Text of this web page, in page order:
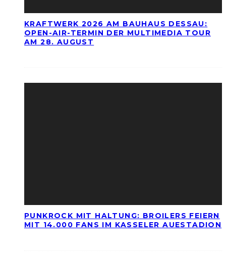
KRAFTWERK 2026 AM BAUHAUS DESSAU:
OPEN-AIR-TERMIN DER MULTIMEDIA TOUR
AM 28. AUGUST
PUNKROCK MIT HALTUNG: BROILERS FEIERN
MIT 14.000 FANS IM KASSELER AUESTADION